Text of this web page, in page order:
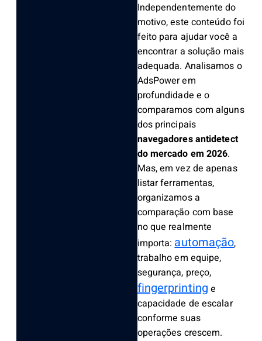
Independentemente do
motivo, este conteúdo foi
feito para ajudar você a
encontrar a solução mais
adequada. Analisamos o
AdsPower em
profundidade e o
comparamos com alguns
dos principais
navegadores antidetect
do mercado em 2026.
Mas, em vez de apenas
listar ferramentas,
organizamos a
comparação com base
no que realmente
importa:automação,
trabalho em equipe,
segurança, preço,
fingerprinting e
capacidade de escalar
conforme suas
operações crescem.